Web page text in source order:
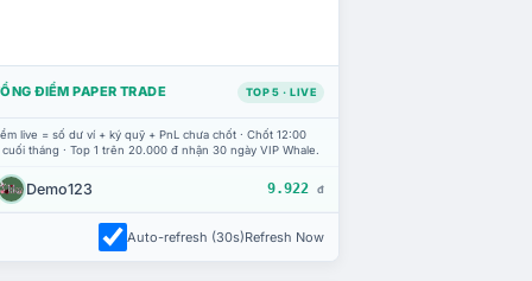
ĐIỂM PAPER TRADE TOP 5 · LIVE
live = số dư ví + ký quỹ + PnL chưa chốt · Chốt 12:00
tháng · Top 1 trên 20.000 đ nhận 30 ngày VIP Whale.
Demo123 9.922 đ
Auto-refresh (30s)Refresh Now